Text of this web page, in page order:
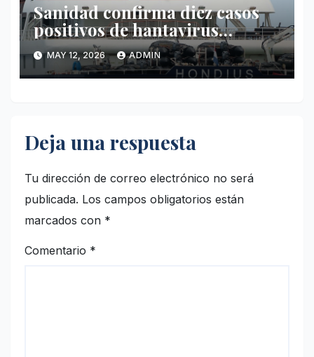
Sanidad confirma diez casos
positivos de hantavirus
vinculados al crucero MV
Hondius
MAY 12, 2026 ADMIN
Deja una respuesta
Tu dirección de correo electrónico no será
publicada. Los campos obligatorios están
marcados con *
Comentario *